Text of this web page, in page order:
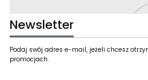
Newsletter
Podaj swój adres e-mail, jeżeli chcesz
promocjach.